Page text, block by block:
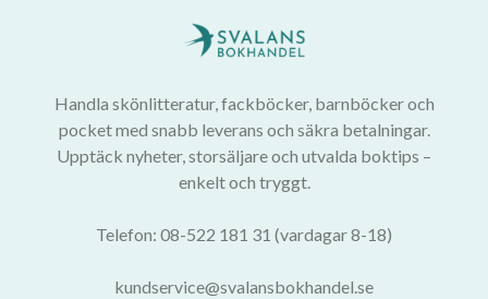
Handla skönlitteratur, fackböcker, barnböcker och
pocket med snabb leverans och säkra betalningar.
Upptäck nyheter, storsäljare och utvalda boktips –
enkelt och tryggt.
Telefon: 08-522 181 31 (vardagar 8-18)
kundservice@svalansbokhandel.se